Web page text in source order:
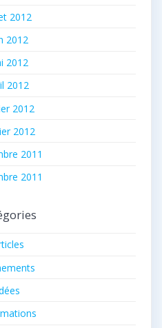
2012
2012
2012
2012
2012
2012
2011
2011